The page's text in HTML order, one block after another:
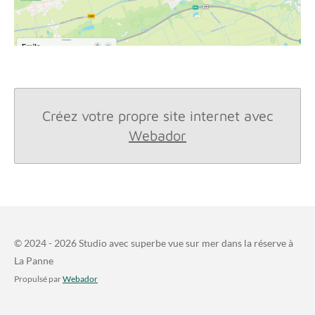
Créez votre propre site internet avec
Webador
© 2024 - 2026 Studio avec superbe vue sur mer dans la réserve à
La Panne
Propulsé parWebador